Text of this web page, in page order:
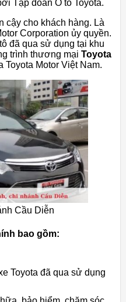
Tập đoàn Ô tô Toyota.
cậy cho khách hàng. Là
Corporation ủy quyền.
đã qua sử dụng tại khu
trình thương mại Toyota
Toyota Motor Việt Nam.
Cầu Diễn
bao gồm:
Toyota đã qua sử dụng